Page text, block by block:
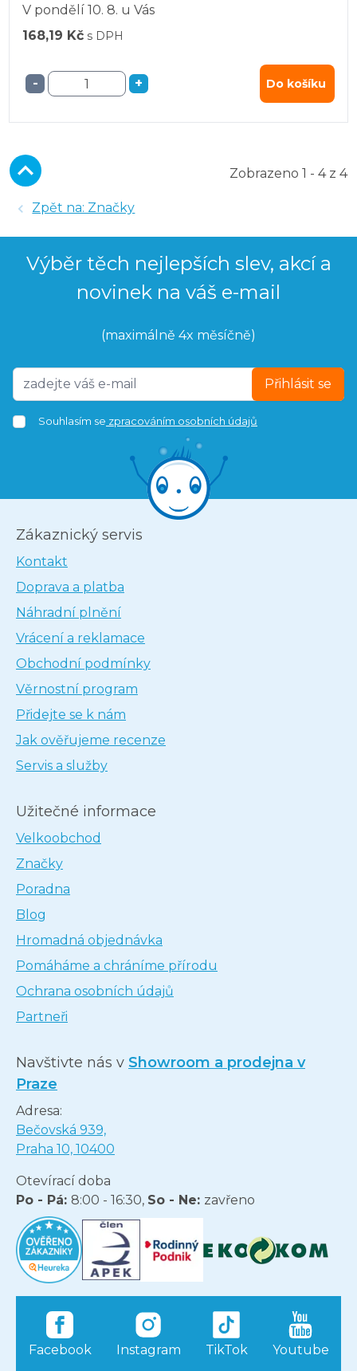
V pondělí 10. 8. u Vás
168,19 Kč s DPH
- + Do košíku
Zobrazeno 1 - 4 z 4
Zpět na: Značky
Výběr těch nejlepších slev, akcí a
novinek na váš e-mail
(maximálně 4x měsíčně)
Přihlásit se
Souhlasím se zpracováním osobních údajů
Zákaznický servis
Kontakt
Doprava a platba
Náhradní plnění
Vrácení a reklamace
Obchodní podmínky
Věrnostní program
Přidejte se k nám
Jak ověřujeme recenze
Servis a služby
Užitečné informace
Velkoobchod
Značky
Poradna
Blog
Hromadná objednávka
Pomáháme a chráníme přírodu
Ochrana osobních údajů
Partneři
Navštivte nás v Showroom a prodejna v
Praze
Adresa:
Bečovská 939,
Praha 10, 10400
Otevírací doba
Po - Pá: 8:00 - 16:30, So - Ne: zavřeno
Facebook Instagram TikTok Youtube